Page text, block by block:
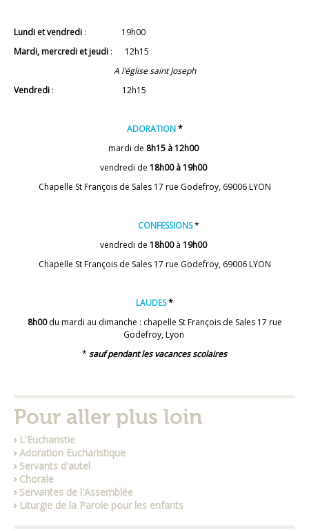
Lundi et vendredi : 19h00
Mardi, mercredi et jeudi : 12h15
A l’église saint Joseph
Vendredi : 12h15
ADORATION*
mardi de 8h15 à 12h00
vendredi de 18h00 à 19h00
Chapelle St François de Sales 17 rue Godefroy, 69006 LYON
CONFESSIONS*
vendredi de 18h00à 19h00
Chapelle St François de Sales 17 rue Godefroy, 69006 LYON
LAUDES*
8h00du mardi au dimanche : chapelle St François de Sales 17 rue
Godefroy, Lyon
* sauf pendant les vacances scolaires
Pour aller plus loin
L'Eucharistie
Adoration Eucharistique
Servants d'autel
Chorale
Servantes de l'Assemblée
Liturgie de la Parole pour les enfants